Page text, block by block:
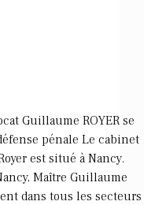
Guillaume ROYER se
pénale Le cabinet
est situé à Nancy.
Maître Guillaume
dans tous les secteurs